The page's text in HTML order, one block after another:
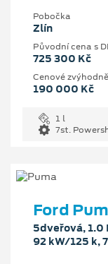
Pobočka
Zlín
Původní cena s
725 300 Kč
Cenové
190 000 Kč
1 l
7st.
Ford
5dveřová, 1.0
92 kW/125 k,